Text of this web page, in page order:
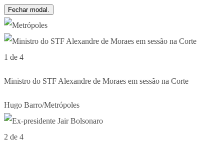
Fechar modal.
1 de 4
Ministro do STF Alexandre de Moraes em sessão na Corte
Hugo Barro/Metrópoles
2 de 4